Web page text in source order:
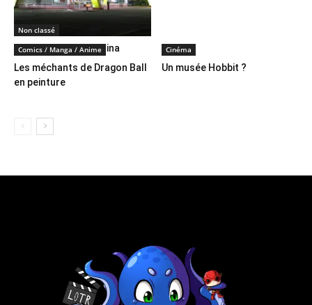
Non classé
Du McDo Made In China
Comics / Manga / Anime
Les méchants de Dragon Ball
en peinture
Cinéma
Un musée Hobbit ?